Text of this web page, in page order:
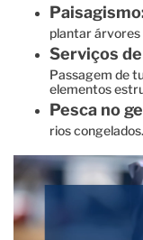
plantar
Serviços
Passagem de
elementos
Pesca no
rios congelados.